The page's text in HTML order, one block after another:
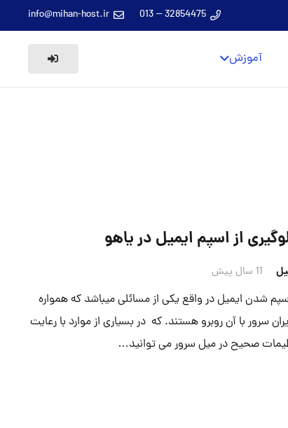
32854475 – 013
info@mihan-host.ir
آموزش
از اسپم ایمیل در یاهو
11 سال پیش
شدن ایمیل در واقع یکی از مسائلی میباشد که همواره
سرور با آن روبرو هستند. که در بسیاری از موارد با رعایت
صحیح در میل سرور می توانید…